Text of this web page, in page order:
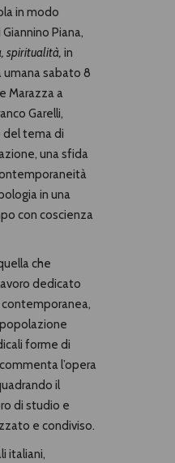
in modo
Piana,
spiritualità, in
sabato 8
Marazza a
Garelli,
del tema di
una sfida
in una
con coscienza
che
dedicato
contemporanea,
popolazione
forme di
l’opera
il
di studio e
e condiviso.
italiani,